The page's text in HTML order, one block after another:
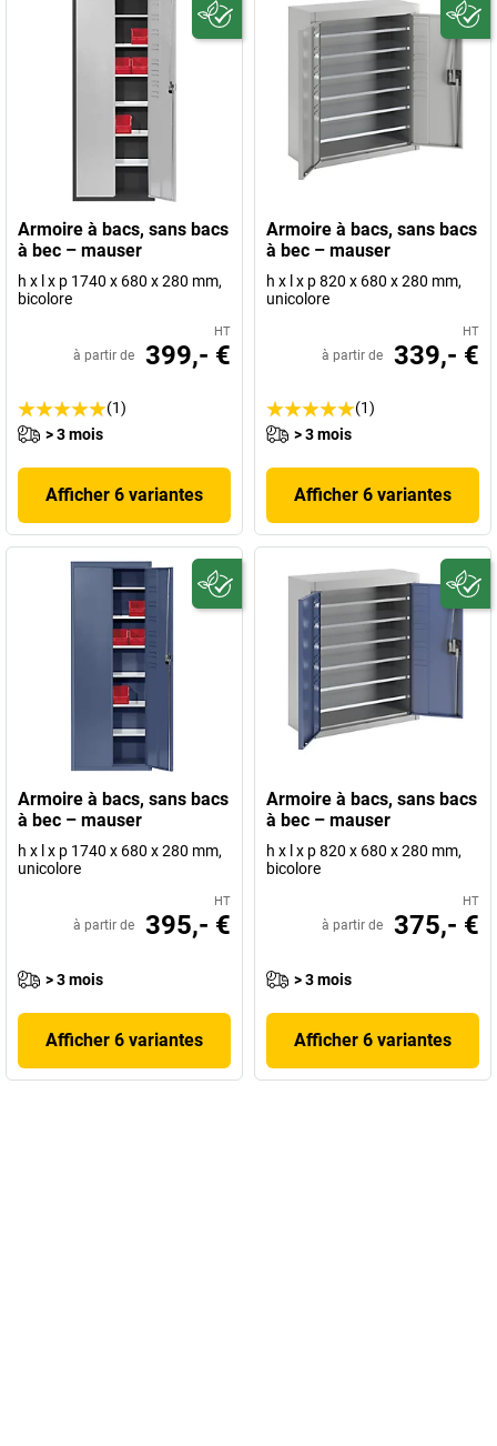
Armoire à bacs, sans bacs
à bec – mauser
h x l x p 1740 x 680 x 280 mm,
bicolore
HT
à partir de 399,- €
(1)
> 3 mois
Afficher 6 variantes
Armoire à bacs, sans bacs
à bec – mauser
h x l x p 820 x 680 x 280 mm,
unicolore
HT
à partir de 339,- €
(1)
> 3 mois
Afficher 6 variantes
Armoire à bacs, sans bacs
à bec – mauser
h x l x p 1740 x 680 x 280 mm,
unicolore
HT
à partir de 395,- €
> 3 mois
Afficher 6 variantes
Armoire à bacs, sans bacs
à bec – mauser
h x l x p 820 x 680 x 280 mm,
bicolore
HT
à partir de 375,- €
> 3 mois
Afficher 6 variantes